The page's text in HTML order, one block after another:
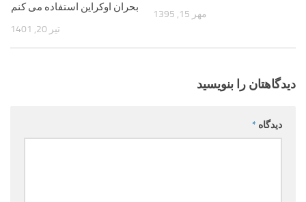
بحران اوکراین استفاده می کنم
تیر 20, 1401
مهر 15, 1395
دیدگاهتان را بنویسید
دیدگاه *